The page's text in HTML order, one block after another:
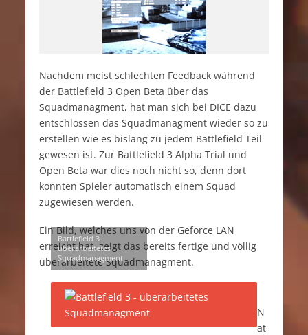
Nachdem meist schlechten Feedback während
der Battlefield 3 Open Beta über das
Squadmanagment, hat man sich bei DICE dazu
entschlossen das Squadmanagment wieder so zu
erstellen wie es bislang zu jedem Battlefield Teil
gewesen ist. Zur Battlefield 3 Alpha Trial und
Open Beta war dies noch nicht so, denn dort
konnten Spieler automatisch einem Squad
zugewiesen werden.
Ein Bild, welches uns von der Geforce LAN
erreicht hat, zeigt das bereits fertige und völlig
überarbeitete Squadmanagment.
Battlefield 3 -
überarbeitetes
Squadmanagment
N
at